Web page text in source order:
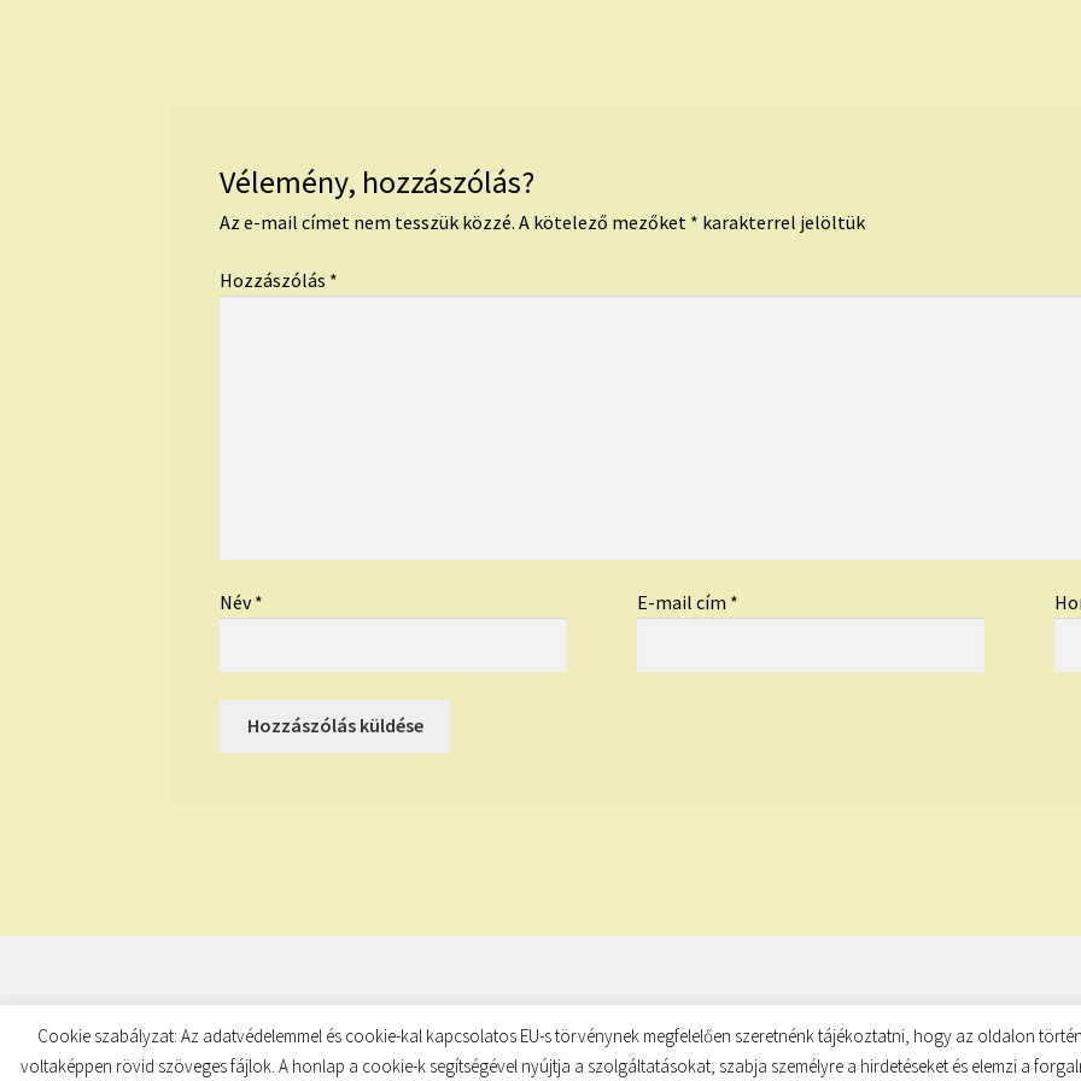
Vélemény, hozzászólás?
Az e-mail címet nem tesszük közzé. A kötelező mezőket * karakterrel jelöltük
Hozzászólás *
Név* E-mail cím *
© TUDATKULCS 2026
Built with Storefront
Cookie szabályzat: Az adatvédelemmel és cookie-kal kapcsolatos EU-s törvénynek megfelelően szeretnénk tájékoztatni, hogy az oldalon
voltaképpen rövid szöveges fájlok. A honlap a cookie-k segítségével nyújtja a szolgáltatásokat, szabja személyre a hirdetéseket és elemzi a